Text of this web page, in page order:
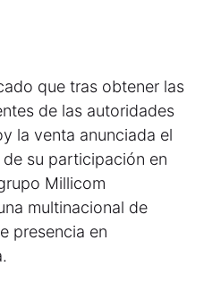
que tras obtener las
de las autoridades
la venta anunciada el
su participación en
Millicom
multinacional de
presencia en